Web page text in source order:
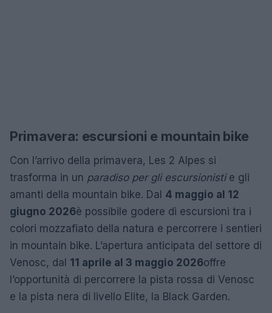
Primavera: escursioni e mountain bike
Con l’arrivo della primavera, Les 2 Alpes si
trasforma in un paradiso per gli escursionistie gli
amanti della mountain bike. Dal 4 maggio al 12
giugno 2026è possibile godere di escursioni tra i
colori mozzafiato della natura e percorrere i sentieri
in mountain bike. L’apertura anticipata del settore di
Venosc, dal 11 aprile al 3 maggio 2026offre
l’opportunità di percorrere la pista rossa di Venosc
e la pista nera di livello Elite, la Black Garden.